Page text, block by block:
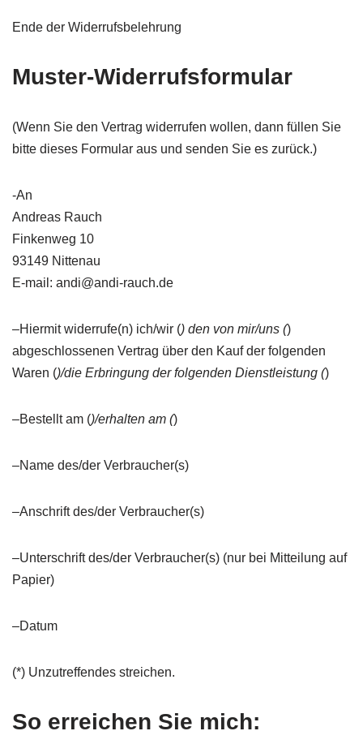
Ende der Widerrufsbelehrung
Muster-Widerrufsformular
(Wenn Sie den Vertrag widerrufen wollen, dann füllen Sie
bitte dieses Formular aus und senden Sie es zurück.)
-An
Andreas Rauch
Finkenweg 10
93149 Nittenau
E-mail: andi@andi-rauch.de
–Hiermit widerrufe(n) ich/wir () den von mir/uns ()
abgeschlossenen Vertrag über den Kauf der folgenden
Waren ()/die Erbringung der folgenden Dienstleistung ()
–Bestellt am ()/erhalten am ()
–Name des/der Verbraucher(s)
–Anschrift des/der Verbraucher(s)
–Unterschrift des/der Verbraucher(s) (nur bei Mitteilung auf
Papier)
–Datum
(*) Unzutreffendes streichen.
So erreichen Sie mich: